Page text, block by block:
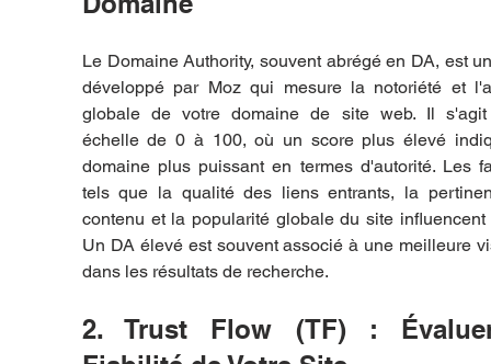
Le Domaine Authority, souvent abrégé en DA, est
développé par Moz qui mesure la notoriété et
globale de votre domaine de site web. Il
échelle de 0 à 100, où un score plus élevé
domaine plus puissant en termes d'autorité. Les
tels que la qualité des liens entrants, la
contenu et la popularité globale du site influencent
Un DA élevé est souvent associé à une meilleure
dans les résultats de recherche.
2. Trust Flow (TF) :